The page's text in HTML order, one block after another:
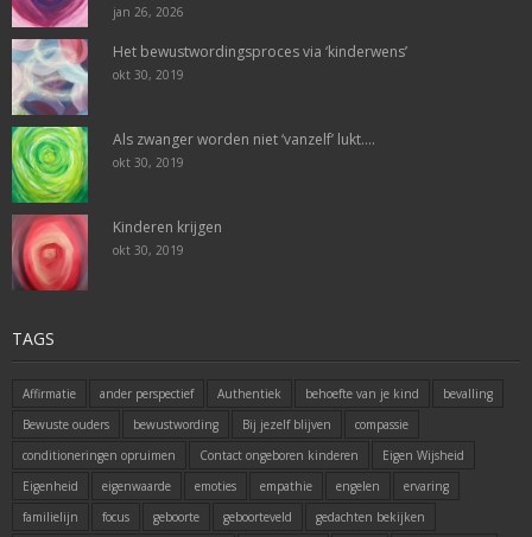
jan 26, 2026
Het bewustwordingsproces via ‘kinderwens’
okt 30, 2019
Als zwanger worden niet ‘vanzelf’ lukt….
okt 30, 2019
Kinderen krijgen
okt 30, 2019
TAGS
Affirmatie ander perspectief Authentiek behoefte van je kind
bevalling
Bewuste ouders
bewustwording Bij jezelf blijven
compassie
conditioneringen opruimen
Contact ongeboren kinderen
Eigen Wijsheid
Eigenheid
eigenwaarde emoties empathie engelen
ervaring
familielijn
focus geboorte geboorteveld
gedachten bekijken